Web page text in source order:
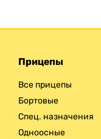
Прицепы
Все прицепы
Бортовые
Спец. назначения
Одноосные